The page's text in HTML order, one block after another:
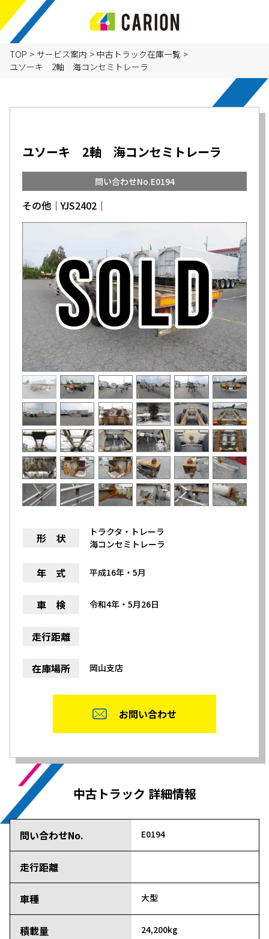
TOP > サービス案内 > 中古トラック在庫一覧 >
ユソーキ 2軸 海コンセミトレーラ
ユソーキ 2軸 海コンセミトレーラ
問い合わせNo.E0194
その他│YJS2402│
形 状
トラクタ・トレーラ
海コンセミトレーラ
年 式 平成16年・5月
車 検 令和4年・5月26日
走行距離
在庫場所 岡山支店
お問い合わせ
中古トラック 詳細情報
問い合わせNo. E0194
走行距離
車種 大型
積載量 24,200kg